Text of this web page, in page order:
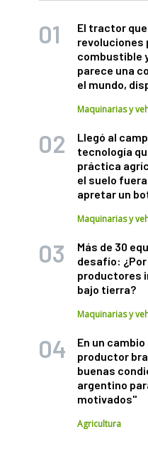
El tractor
revoluciones
combustible
parece una
el mundo,
Maquinarias y
Llegó al
tecnología
práctica
el suelo
apretar un
Maquinarias y
Más de 30
desafío:
productores
bajo tierra?
Maquinarias y
En un
productor
buenas
argentino
motivados"
Agricultura